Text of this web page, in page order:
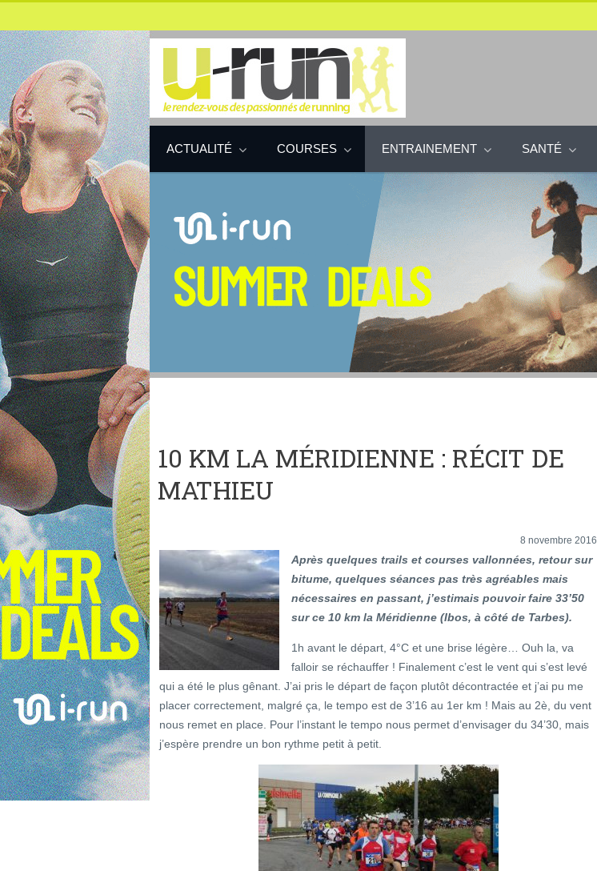
ACTUALITÉ COURSES ENTRAINEMENT SANTÉ
10 KM LA MÉRIDIENNE : RÉCIT DE
MATHIEU
8 novembre 2016
Après quelques trails et courses vallonnées, retour sur
bitume, quelques séances pas très agréables mais
nécessaires en passant, j’estimais pouvoir faire 33’50
sur ce 10 km la Méridienne (Ibos, à côté de Tarbes).
1h avant le départ, 4°C et une brise légère… Ouh la, va
falloir se réchauffer ! Finalement c’est le vent qui s’est levé
qui a été le plus gênant. J’ai pris le départ de façon plutôt décontractée et j’ai pu me
placer correctement, malgré ça, le tempo est de 3’16 au 1er km ! Mais au 2è, du vent
nous remet en place. Pour l’instant le tempo nous permet d’envisager du 34’30, mais
j’espère prendre un bon rythme petit à petit.